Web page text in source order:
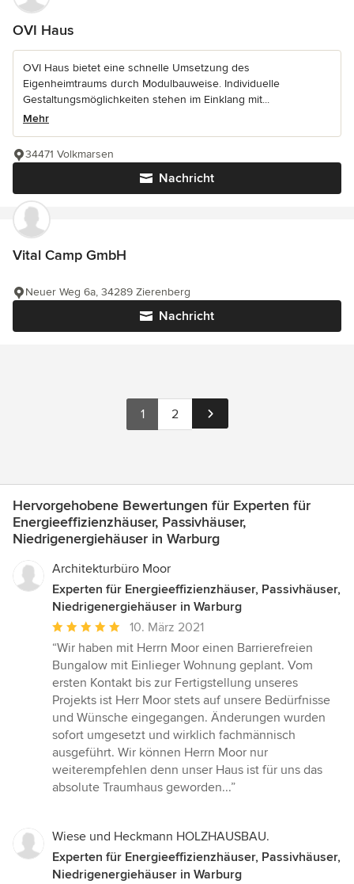
OVI Haus
OVI Haus bietet eine schnelle Umsetzung des
Eigenheimtraums durch Modulbauweise. Individuelle
Gestaltungsmöglichkeiten stehen im Einklang mit...
Mehr
Nachricht
34471 Volkmarsen
Vital Camp GmbH
Nachricht
Neuer Weg 6a, 34289 Zierenberg
1 2
Hervorgehobene Bewertungen für Experten für
Energieeffizienzhäuser, Passivhäuser,
Niedrigenergiehäuser in Warburg
Architekturbüro Moor
Experten für Energieeffizienzhäuser, Passivhäuser,
Niedrigenergiehäuser in Warburg
Durchschnittliche
Bewertung:
5
von
5
Sternen
10. März 2021
“Wir haben mit Herrn Moor einen Barrierefreien
Bungalow mit Einlieger Wohnung geplant. Vom
ersten Kontakt bis zur Fertigstellung unseres
Projekts ist Herr Moor stets auf unsere Bedürfnisse
und Wünsche eingegangen. Änderungen wurden
sofort umgesetzt und wirklich fachmännisch
ausgeführt. Wir können Herrn Moor nur
weiterempfehlen denn unser Haus ist für uns das
absolute Traumhaus geworden...”
Wiese und Heckmann HOLZHAUSBAU.
Experten für Energieeffizienzhäuser, Passivhäuser,
Niedrigenergiehäuser in Warburg